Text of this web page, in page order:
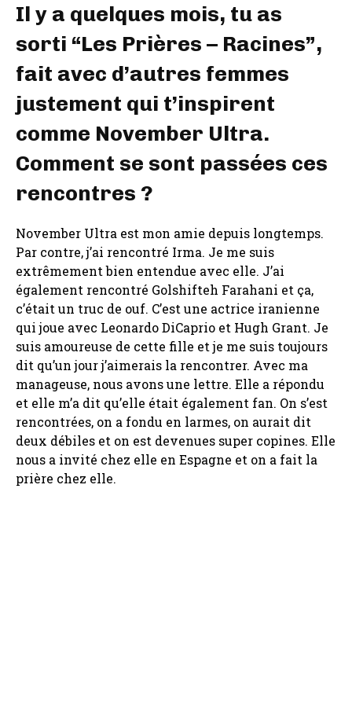
Il y a quelques mois, tu as
sorti “Les Prières – Racines”,
fait avec d’autres femmes
justement qui t’inspirent
comme November Ultra.
Comment se sont passées ces
rencontres ?
November Ultra est mon amie depuis longtemps.
Par contre, j’ai rencontré Irma. Je me suis
extrêmement bien entendue avec elle. J’ai
également rencontré Golshifteh Farahani et ça,
c’était un truc de ouf. C’est une actrice iranienne
qui joue avec Leonardo DiCaprio et Hugh Grant. Je
suis amoureuse de cette fille et je me suis toujours
dit qu’un jour j’aimerais la rencontrer. Avec ma
manageuse, nous avons une lettre. Elle a répondu
et elle m’a dit qu’elle était également fan. On s’est
rencontrées, on a fondu en larmes, on aurait dit
deux débiles et on est devenues super copines. Elle
nous a invité chez elle en Espagne et on a fait la
prière chez elle.